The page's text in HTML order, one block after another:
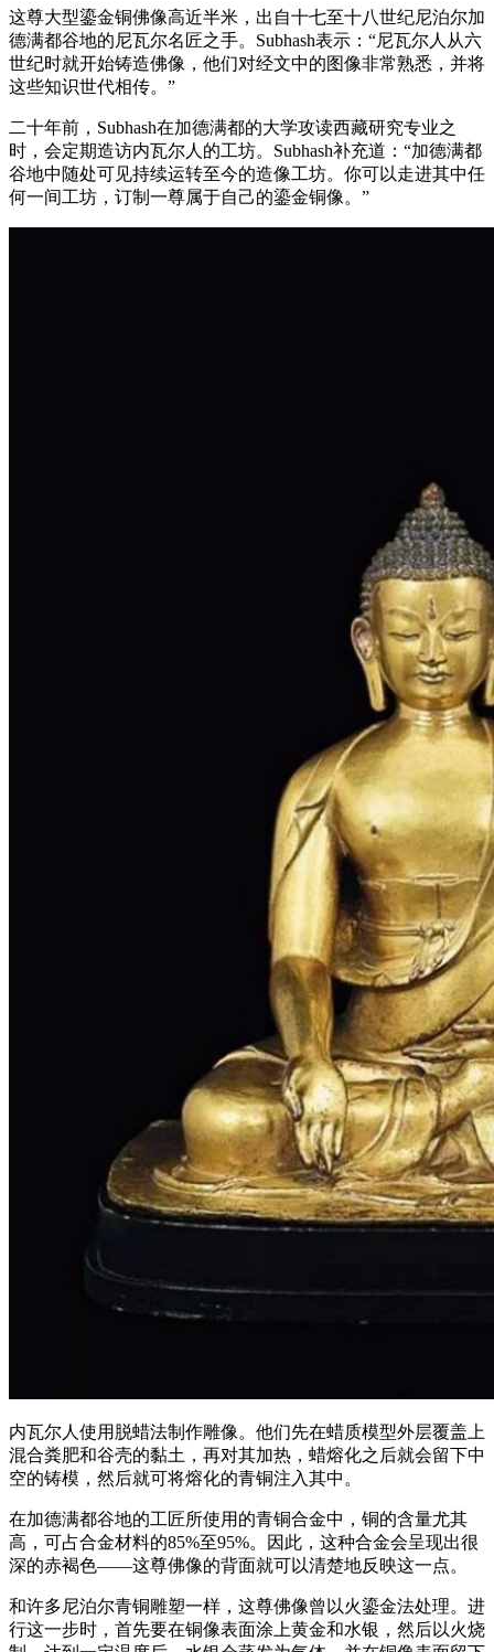
这尊大型鎏金铜佛像高近半米，出自十七至十八世纪尼泊尔加
德满都谷地的尼瓦尔名匠之手。Subhash表示：“尼瓦尔人从六
世纪时就开始铸造佛像，他们对经文中的图像非常熟悉，并将
这些知识世代相传。”
二十年前，Subhash在加德满都的大学攻读西藏研究专业之
时，会定期造访内瓦尔人的工坊。Subhash补充道：“加德满都
谷地中随处可见持续运转至今的造像工坊。你可以走进其中任
何一间工坊，订制一尊属于自己的鎏金铜像。”
内瓦尔人使用脱蜡法制作雕像。他们先在蜡质模型外层覆盖上
混合粪肥和谷壳的黏土，再对其加热，蜡熔化之后就会留下中
空的铸模，然后就可将熔化的青铜注入其中。
在加德满都谷地的工匠所使用的青铜合金中，铜的含量尤其
高，可占合金材料的85%至95%。因此，这种合金会呈现出很
深的赤褐色——这尊佛像的背面就可以清楚地反映这一点。
和许多尼泊尔青铜雕塑一样，这尊佛像曾以火鎏金法处理。进
行这一步时，首先要在铜像表面涂上黄金和水银，然后以火烧